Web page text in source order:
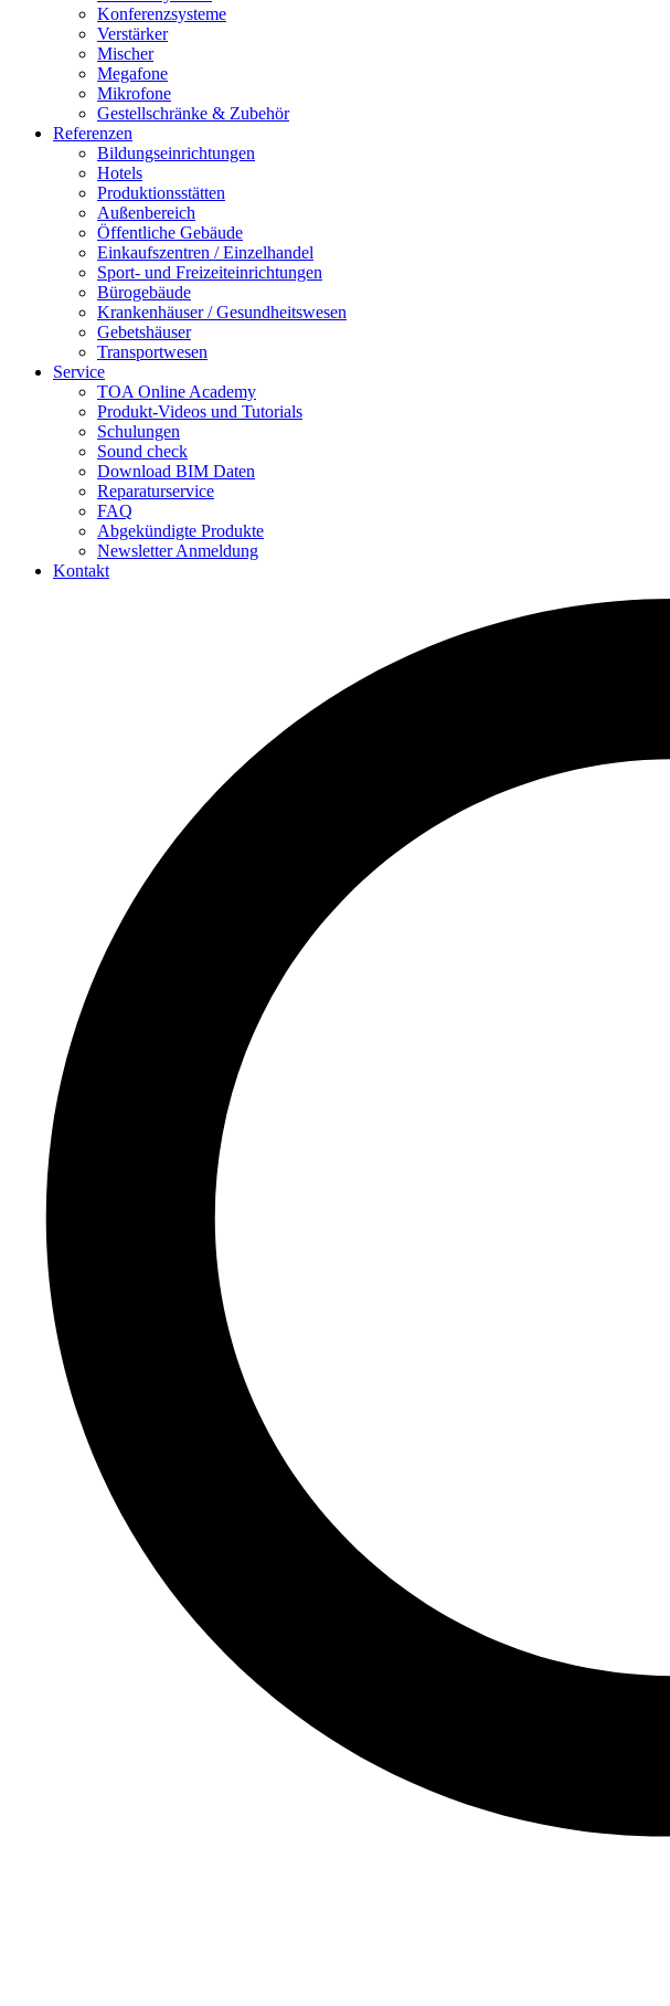
Konferenzsysteme
Verstärker
Mischer
Megafone
Mikrofone
Gestellschränke & Zubehör
Referenzen
Bildungseinrichtungen
Hotels
Produktionsstätten
Außenbereich
Öffentliche Gebäude
Einkaufszentren / Einzelhandel
Sport- und Freizeiteinrichtungen
Bürogebäude
Krankenhäuser / Gesundheitswesen
Gebetshäuser
Transportwesen
Service
TOA Online Academy
Produkt-Videos und Tutorials
Schulungen
Sound check
Download BIM Daten
Reparaturservice
FAQ
Abgekündigte Produkte
Newsletter Anmeldung
Kontakt